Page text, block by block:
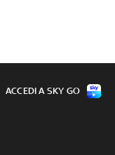
ACCEDI A SKY GO